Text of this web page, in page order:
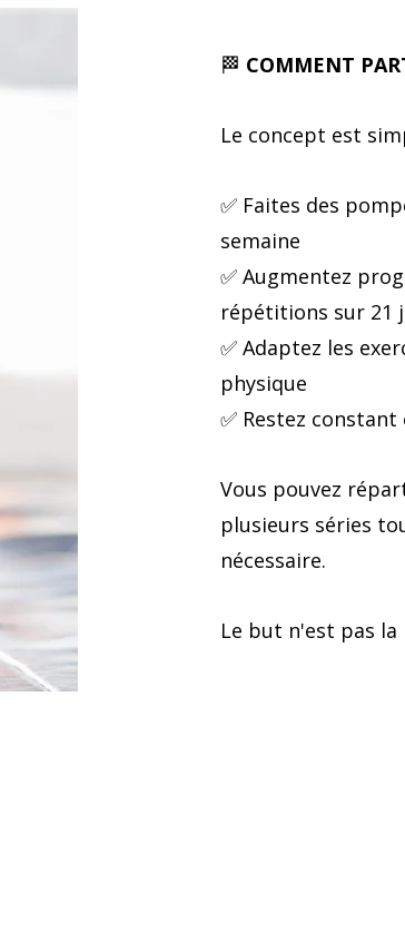
🏁 COMMENT
Le concept est
✅ Faites des
semaine
✅ Augmentez
répétitions sur 21
✅ Adaptez les
physique
✅ Restez
Vous pouvez
plusieurs séries
nécessaire.
Le but n'est pas